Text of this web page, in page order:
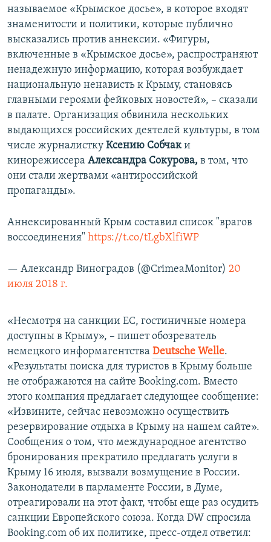
называемое «Крымское досье», в которое входят
знаменитости и политики, которые публично
высказались против аннексии. «Фигуры,
включенные в «Крымское досье», распространяют
ненадежную информацию, которая возбуждает
национальную ненависть к Крыму, становясь
главными героями фейковых новостей», – сказали
в палате. Организация обвинила нескольких
выдающихся российских деятелей культуры, в том
числе журналистку Ксению Собчаки
кинорежиссера Александра Сокурова, в том, что
они стали жертвами «антироссийской
пропаганды».
Аннексированный Крым составил список "врагов
воссоединения" https://t.co/tLgbXlfiWP
— Александр Виноградов (@CrimeaMonitor) 20
июля 2018 г.
«Несмотря на санкции ЕС, гостиничные номера
доступны в Крыму», – пишет обозреватель
немецкого информагентства Deutsche Welle.
«Результаты поиска для туристов в Крыму больше
не отображаются на сайте Booking.com. Вместо
этого компания предлагает следующее сообщение:
«Извините, сейчас невозможно осуществить
резервирование отдыха в Крыму на нашем сайте».
Сообщения о том, что международное агентство
бронирования прекратило предлагать услуги в
Крыму 16 июля, вызвали возмущение в России.
Законодатели в парламенте России, в Думе,
отреагировали на этот факт, чтобы еще раз осудить
санкции Европейского союза. Когда DW спросила
Booking.com об их политике, пресс-отдел ответил: